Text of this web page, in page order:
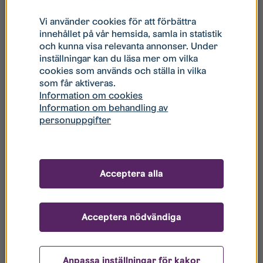
Storlek: 3 rum och kök, 76 m
Våning:
Hyra: 13 603 kr⁄ månad
Tillträde:
För visning:
Westmansgatan 31
Ebbepark Labbet
Vi använder cookies för att förbättra
innehållet på vår hemsida, samla in statistik
och kunna visa relevanta annonser. Under
inställningar kan du läsa mer om vilka
cookies som används och ställa in vilka
som får aktiveras.
Information om cookies
Information om behandling av
personuppgifter
Anpassa inställningar för kakor
Acceptera nödvändiga
Acceptera alla